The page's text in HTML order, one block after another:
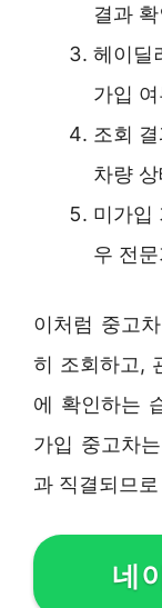
결과 확
헤이딜
가입
조회
차량
미가입
우 전
이처럼 중고
히 조회하고,
에 확인하는
가입 중고차
과 직결되므
네